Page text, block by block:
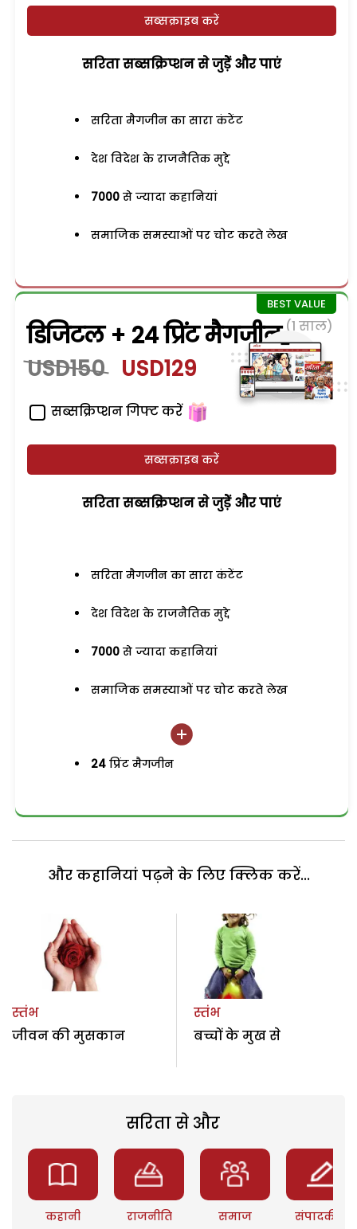
सब्सक्राइब करें
सरिता सब्सक्रिप्शन से जुड़ेें और पाएं
सरिता मैगजीन का सारा कंटेंट
देश विदेश के राजनैतिक मुद्दे
7000 से ज्यादा कहानियां
समाजिक समस्याओं पर चोट करते लेख
डिजिटल + 24 प्रिंट मैगजीन (1 साल)
USD150 USD129
सब्सक्रिप्शन गिफ्ट करें
सब्सक्राइब करें
सरिता सब्सक्रिप्शन से जुड़ेें और पाएं
सरिता मैगजीन का सारा कंटेंट
देश विदेश के राजनैतिक मुद्दे
7000 से ज्यादा कहानियां
समाजिक समस्याओं पर चोट करते लेख
24 प्रिंट मैगजीन
और कहानियां पढ़ने के लिए क्लिक करें...
स्तंभ
जीवन की मुसकान
स्तंभ
बच्चों के मुख से
सरिता से और
कहानी राजनीति समाज संपादकीय